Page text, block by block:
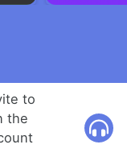
to
the